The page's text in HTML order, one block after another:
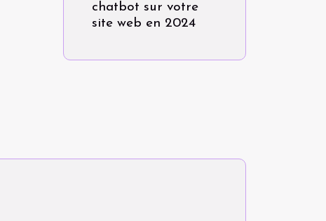
chatbot sur votre
site web en 2024